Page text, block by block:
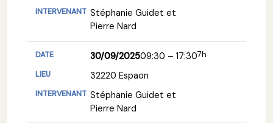
Stéphanie Guidet et
Pierre Nard
30/09/202509:30 – 17:307h
32220 Espaon
Stéphanie Guidet et
Pierre Nard